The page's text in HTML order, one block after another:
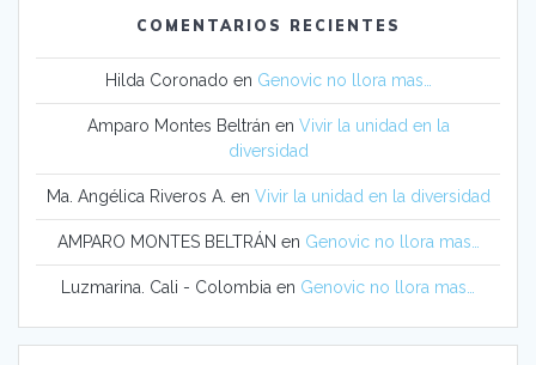
COMENTARIOS RECIENTES
Hilda Coronado en Genovic no llora mas…
Amparo Montes Beltrán en Vivir la unidad en la
diversidad
Ma. Angélica Riveros A. en Vivir la unidad en la diversidad
AMPARO MONTES BELTRÁN en Genovic no llora mas…
Luzmarina. Cali - Colombia en Genovic no llora mas…